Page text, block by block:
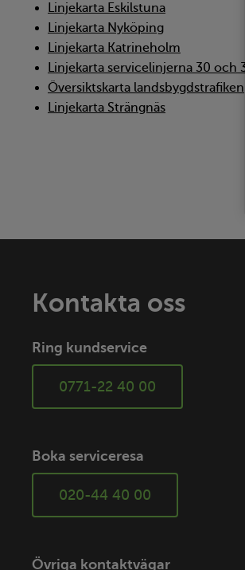
Linjekarta Eskilstuna
Linjekarta Nyköping
Linjekarta Katrineholm
Linjekarta servicelinjerna 30 och
Översiktskarta landsbygdstrafiken
Linjekarta Strängnäs
Kontakta oss
Ring kundservice
0771-22 40 00
Boka serviceresa
020-44 40 00
Övriga kontaktvägar